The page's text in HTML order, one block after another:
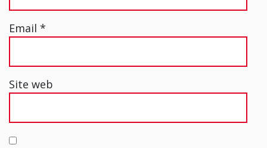
Email *
Site web